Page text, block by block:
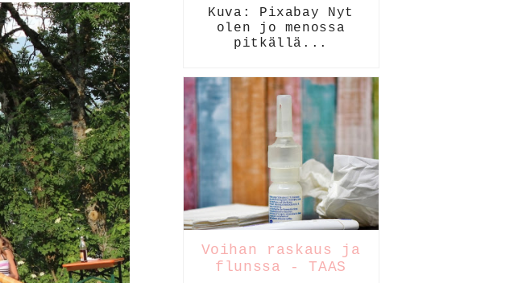
Kuva: Pixabay Nyt
olen jo menossa
pitkällä...
Voihan raskaus ja
flunssa - TAAS